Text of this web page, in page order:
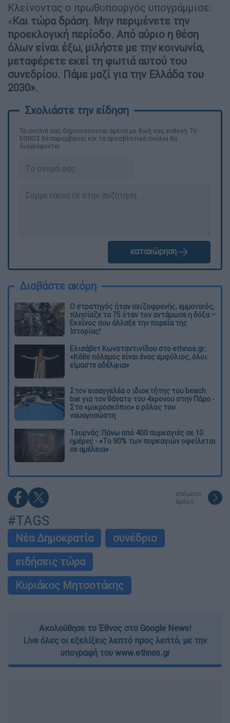
Κλείνοντας ο πρωθυπουργός υπογράμμισε:
«Και τώρα δράση. Μην περιμένετε την
προεκλογική περίοδο. Από αύριο η θέση
όλων είναι έξω, μιλήστε με την κοινωνία,
μεταφέρετε εκεί τη φωτιά αυτού του
συνεδρίου. Πάμε μαζί για την Ελλάδα του
2030».
Τα σχολιά σας δημοσιεύονται άμεσα με δική σας ευθύνη. Το
ΕΘΝΟΣ θα παρεμβαίνει και τα προσβλητικά σχόλια θα
διαγράφονται
καταχώρηση
Διαβάστε ακόμη
O στρατηγός ήταν σχιζοφρενής, εμμονικός,
πλησίαζε τα 75 όταν τον αντάμωσε η δόξα –
Εκείνος που άλλαξε την πορεία της
Ιστορίας!
Ελισάβετ Κωνσταντινίδου στο ethnos.gr:
«Κάθε πόλεμος είναι ένας εμφύλιος, όλοι
είμαστε αδέλφια»
Στον εισαγγελέα ο ιδιοκτήτης του beach
bar για τον θάνατο του 4χρονου στην Πάρο -
Στο «μικροσκόπιο» ο ρόλος του
ναυαγοσώστη
Τουρνάς: Πάνω από 400 πυρκαγιές σε 10
ημέρες - «Το 90% των πυρκαγιών οφείλεται
σε αμέλεια»
επόμενο
άρθρο
#TAGS
Νέα Δημοκρατία
συνέδριο
ειδήσεις τώρα
Κυριάκος Μητσοτάκης
Ακολούθησε το Έθνος στο Google News!
Live όλες οι εξελίξεις λεπτό προς λεπτό, με την
υπογραφή του www.ethnos.gr